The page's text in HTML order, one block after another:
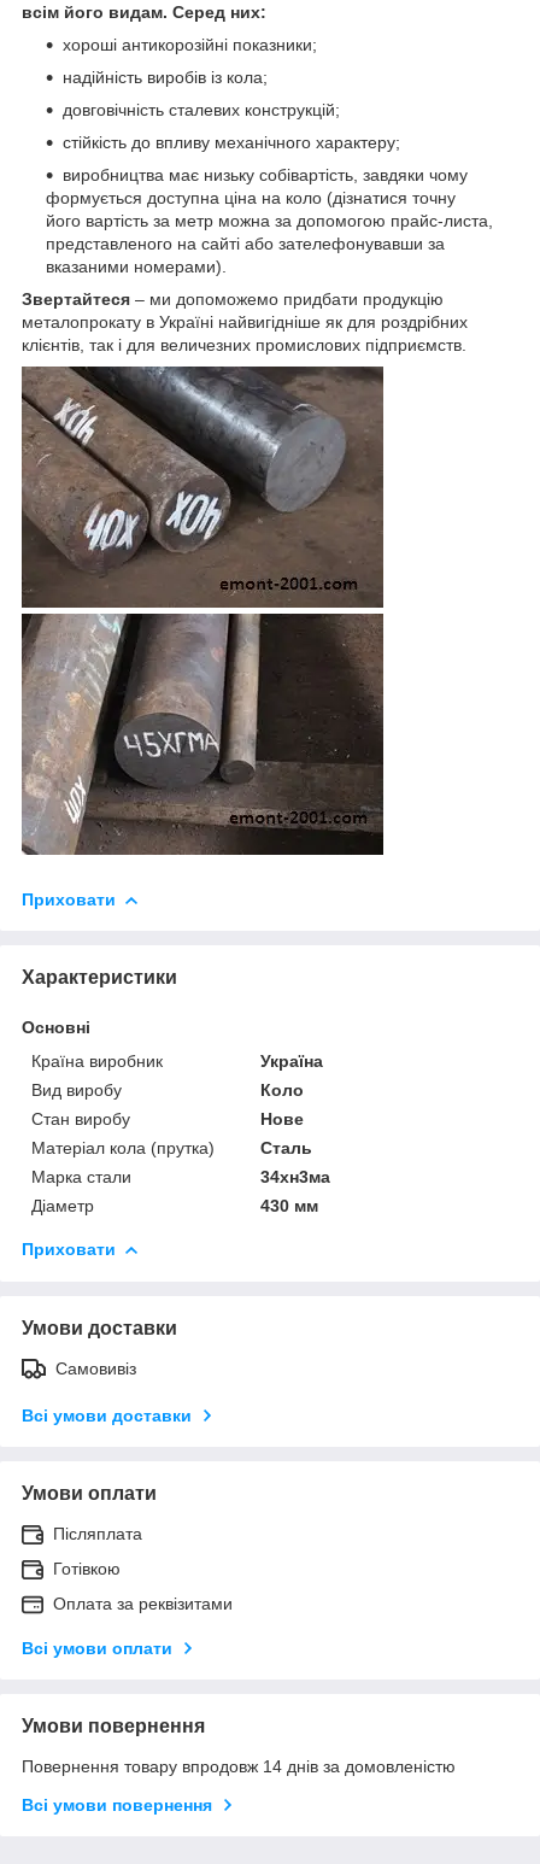
всім його видам. Серед них:
хороші антикорозійні показники;
надійність виробів із кола;
довговічність сталевих конструкцій;
стійкість до впливу механічного характеру;
виробництва має низьку собівартість, завдяки чому
формується доступна ціна на коло (дізнатися точну
його вартість за метр можна за допомогою прайс-листа,
представленого на сайті або зателефонувавши за
вказаними номерами).
Звертайтеся – ми допоможемо придбати продукцію
металопрокату в Україні найвигідніше як для роздрібних
клієнтів, так і для величезних промислових підприємств.
Приховати
Характеристики
Основні
Країна виробник
Україна
Вид виробу
Коло
Стан виробу
Нове
Матеріал кола (прутка)
Сталь
Марка стали
34хн3ма
Діаметр
430 мм
Приховати
Умови доставки
Самовивіз
Всі умови доставки
Умови оплати
Післяплата
Готівкою
Оплата за реквізитами
Всі умови оплати
Умови повернення
Повернення товару впродовж 14 днів за домовленістю
Всі умови повернення